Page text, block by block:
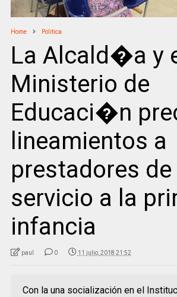
Home Politica
La Alcald�a y
Ministerio de
Educaci�n
lineamientos a
prestadores de
servicio a la
infancia
paul 0 11 julio, 2018 21:52
Con la una socialización en el